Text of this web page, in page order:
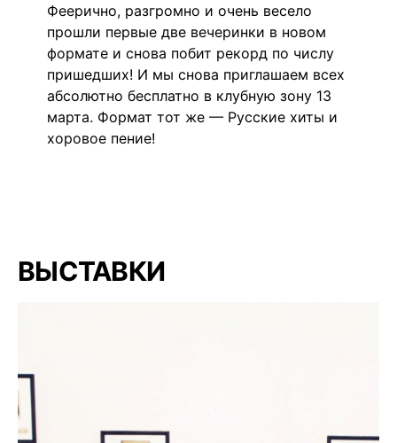
Феерично, разгромно и очень весело
прошли первые две вечеринки в новом
формате и снова побит рекорд по числу
пришедших! И мы снова приглашаем всех
абсолютно бесплатно в клубную зону 13
марта. Формат тот же — Русские хиты и
хоровое пение!
ВЫСТАВКИ